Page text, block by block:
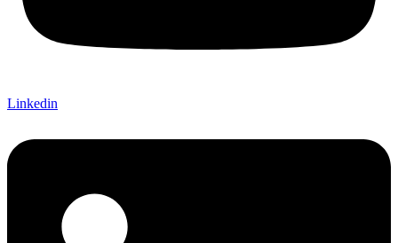
Linkedin